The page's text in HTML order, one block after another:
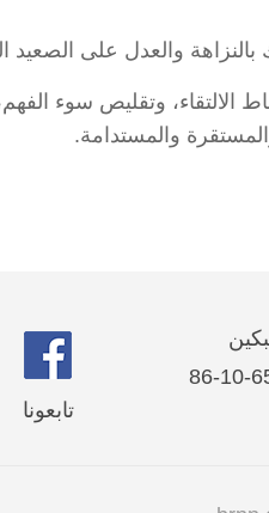
والعدل على الصعيد
وتقليص سوء
والمستدامة.
تابعونا